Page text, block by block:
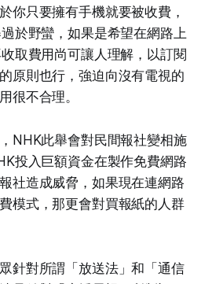
你只要擁有手機就要被收費，
於野蠻，如果是希望在網路上
取費用尚可讓人理解，以訂閱
原則也行，強迫向沒有電視的
很不合理。
NHK此舉會對民間報社變相施
投入巨額資金在製作免費網路
社造成威脅，如果現在連網路
模式，那更會對買報紙的人群
針對所謂「放送法」和「通信